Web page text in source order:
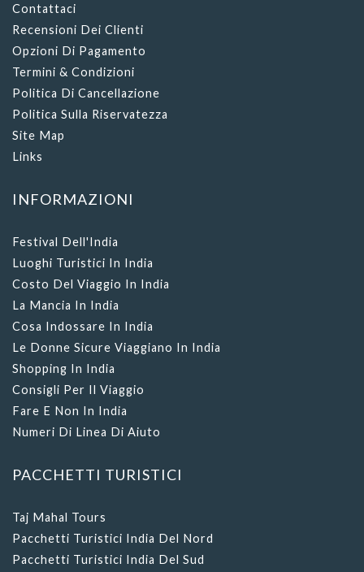
Contattaci
Recensioni Dei Clienti
Opzioni Di Pagamento
Termini & Condizioni
Politica Di Cancellazione
Politica Sulla Riservatezza
Site Map
Links
INFORMAZIONI
Festival Dell'India
Luoghi Turistici In India
Costo Del Viaggio In India
La Mancia In India
Cosa Indossare In India
Le Donne Sicure Viaggiano In India
Shopping In India
Consigli Per Il Viaggio
Fare E Non In India
Numeri Di Linea Di Aiuto
PACCHETTI TURISTICI
Taj Mahal Tours
Pacchetti Turistici India Del Nord
Pacchetti Turistici India Del Sud